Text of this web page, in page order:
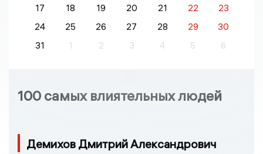
17
18 19 20 21 22
23
24
25 26 27 28 29
30
31
1 2 3 4 5 6
100 самых влиятельных людей
Демихов Дмитрий Александрович